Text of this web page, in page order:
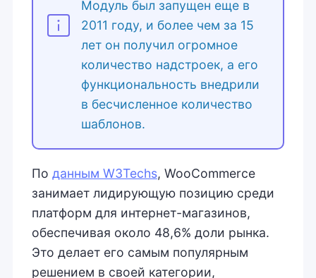
Модуль был запущен еще в
2011 году, и более чем за 15
лет он получил огромное
количество надстроек, а его
функциональность внедрили
в бесчисленное количество
шаблонов.
По данным W3Techs, WooCommerce
занимает лидирующую позицию среди
платформ для интернет-магазинов,
обеспечивая около 48,6% доли рынка.
Это делает его самым популярным
решением в своей категории,